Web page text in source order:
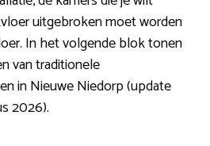
uitgebroken moet worden
In het volgende blok tonen
van traditionele
in Nieuwe Niedorp (update
2026).